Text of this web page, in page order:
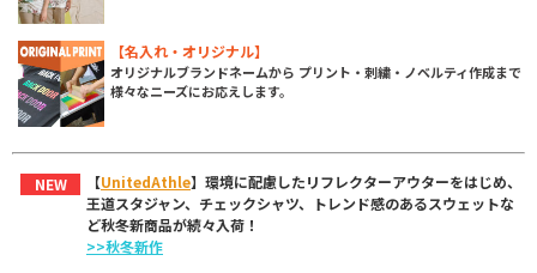
【名入れ・オリジナル】
オリジナルブランドネームから プリント・刺繍・ノベルティ作成まで
様々なニーズにお応えします。
NEW 【UnitedAthle】環境に配慮したリフレクターアウターをはじめ、
王道スタジャン、チェックシャツ、トレンド感のあるスウェットな
ど秋冬新商品が続々入荷！
>>秋冬新作